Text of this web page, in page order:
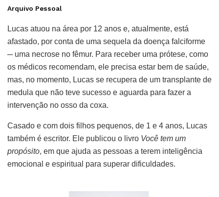
Arquivo Pessoal
Lucas atuou na área por 12 anos e, atualmente, está
afastado, por conta de uma sequela da doença falciforme
─ uma necrose no fêmur. Para receber uma prótese, como
os médicos recomendam, ele precisa estar bem de saúde,
mas, no momento, Lucas se recupera de um transplante de
medula que não teve sucesso e aguarda para fazer a
intervenção no osso da coxa.
Casado e com dois filhos pequenos, de 1 e 4 anos, Lucas
também é escritor. Ele publicou o livro Você tem um
propósito, em que ajuda as pessoas a terem inteligência
emocional e espiritual para superar dificuldades.